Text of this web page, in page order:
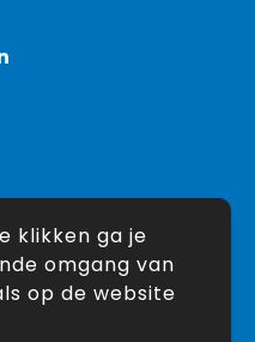
klikken ga je
omgang van
op de website